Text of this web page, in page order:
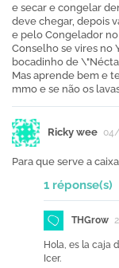
e secar e congelar
deve chegar, depois
e pelo Congelador no
Conselho se vires no
bocadinho de
Mas aprende bem e
mmo e se não os
Ricky wee
Para que serve a
1 réponse(s)
THGrow
Hola, es la caja
Icer.